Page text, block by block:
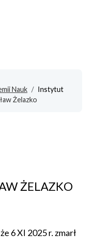
Nauk
Instytut
Żelazko
ŻELAZKO
6 XI 2025 r. zmarł